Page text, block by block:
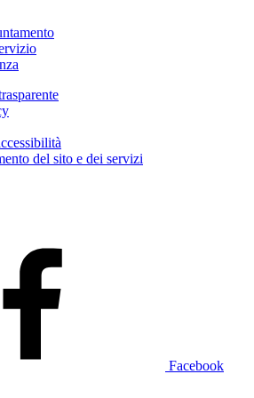
del sito e dei servizi
Facebook